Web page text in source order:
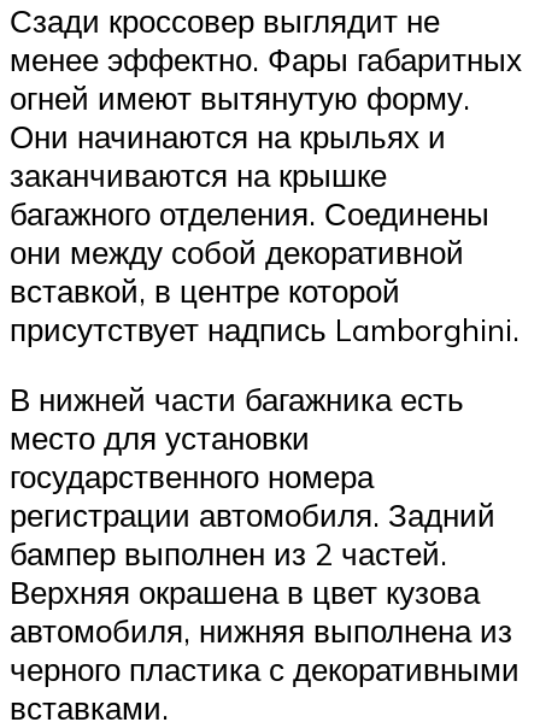
Сзади кроссовер выглядит не
менее эффектно. Фары габаритных
огней имеют вытянутую форму.
Они начинаются на крыльях и
заканчиваются на крышке
багажного отделения. Соединены
они между собой декоративной
вставкой, в центре которой
присутствует надпись Lamborghini.
В нижней части багажника есть
место для установки
государственного номера
регистрации автомобиля. Задний
бампер выполнен из 2 частей.
Верхняя окрашена в цвет кузова
автомобиля, нижняя выполнена из
черного пластика с декоративными
вставками.